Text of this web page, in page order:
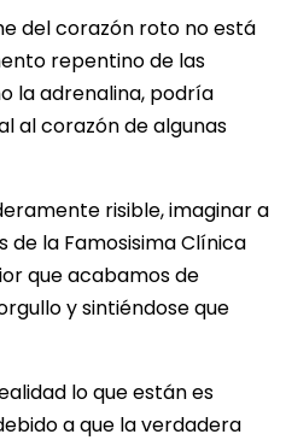
del corazón roto no está
repentino de las
la adrenalina, podría
al corazón de algunas
risible, imaginar a
de la Famosisima Clínica
que acabamos de
y sintiéndose que
lo que están es
a que la verdadera